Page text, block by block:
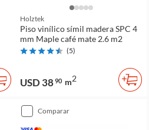
Holztek
Piso vinílico símil madera SPC 4
mm Maple café mate 2.6 m2
(5)
USD 3890 m2
comparar